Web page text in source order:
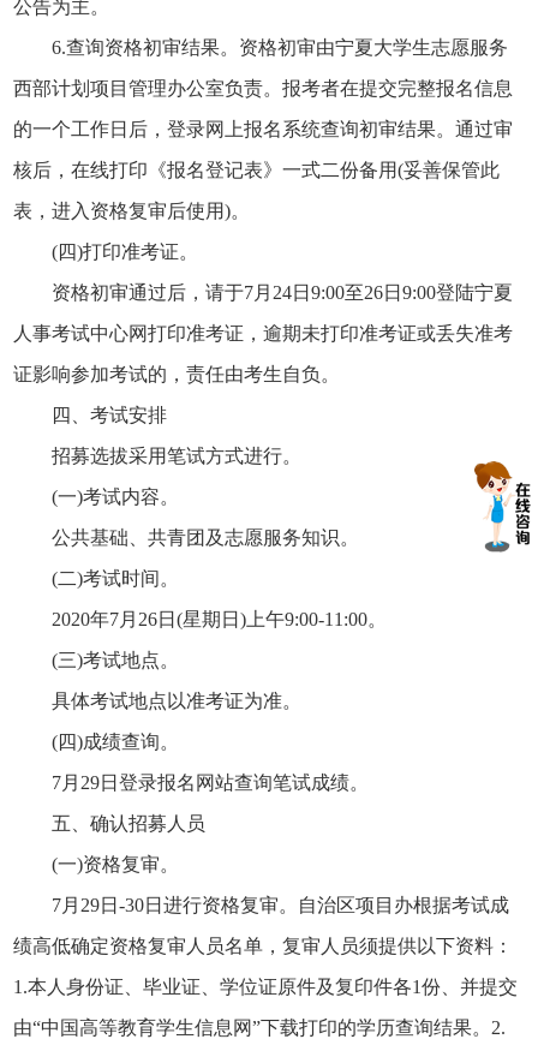
公告为主。
6.查询资格初审结果。资格初审由宁夏大学生志愿服务
西部计划项目管理办公室负责。报考者在提交完整报名信息
的一个工作日后，登录网上报名系统查询初审结果。通过审
核后，在线打印《报名登记表》一式二份备用(妥善保管此
表，进入资格复审后使用)。
(四)打印准考证。
资格初审通过后，请于7月24日9:00至26日9:00登陆宁夏
人事考试中心网打印准考证，逾期未打印准考证或丢失准考
证影响参加考试的，责任由考生自负。
四、考试安排
招募选拔采用笔试方式进行。
(一)考试内容。
公共基础、共青团及志愿服务知识。
(二)考试时间。
2020年7月26日(星期日)上午9:00-11:00。
(三)考试地点。
具体考试地点以准考证为准。
(四)成绩查询。
7月29日登录报名网站查询笔试成绩。
五、确认招募人员
(一)资格复审。
7月29日-30日进行资格复审。自治区项目办根据考试成
绩高低确定资格复审人员名单，复审人员须提供以下资料：
1.本人身份证、毕业证、学位证原件及复印件各1份、并提交
由“中国高等教育学生信息网”下载打印的学历查询结果。2.